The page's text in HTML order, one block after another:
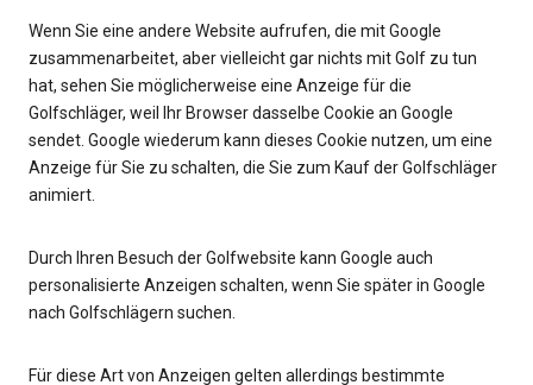
Wenn Sie eine andere Website aufrufen, die mit Google
zusammenarbeitet, aber vielleicht gar nichts mit Golf zu tun
hat, sehen Sie möglicherweise eine Anzeige für die
Golfschläger, weil Ihr Browser dasselbe Cookie an Google
sendet. Google wiederum kann dieses Cookie nutzen, um eine
Anzeige für Sie zu schalten, die Sie zum Kauf der Golfschläger
animiert.
Durch Ihren Besuch der Golfwebsite kann Google auch
personalisierte Anzeigen schalten, wenn Sie später in Google
nach Golfschlägern suchen.
Für diese Art von Anzeigen gelten allerdings bestimmte